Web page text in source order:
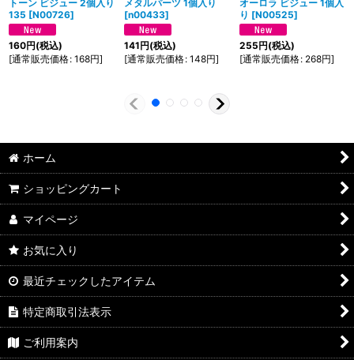
トーン ビジュー 2個入り
135 [N00726]
160円(税込)
[通常販売価格: 168円]
メタルパーツ 1個入り
[n00433]
141円(税込)
[通常販売価格: 148円]
オーロラ ビジュー 1個入
り [N00525]
255円(税込)
[通常販売価格: 268円]
ホーム
ショッピングカート
マイページ
お気に入り
最近チェックしたアイテム
特定商取引法表示
ご利用案内